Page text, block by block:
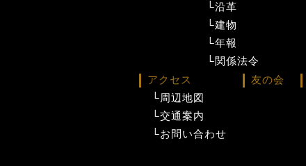
└沿革
└建物
└年報
└関係法令
アクセス
└周辺地図
└交通案内
└お問い合わせ
友の会